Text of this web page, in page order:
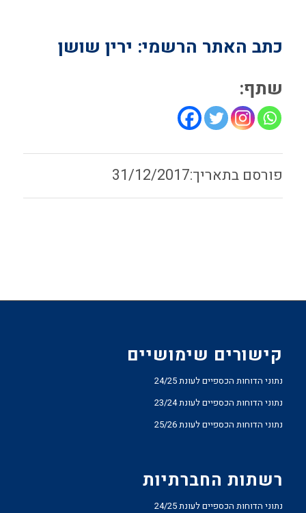
כתב האתר הרשמי: ירין שושן
שתף:
31/12/2017
קישורים שימושיים
נתוני הדוחות הכספיים לעונת 24/25
נתוני הדוחות הכספיים לעונת 23/24
נתוני הדוחות הכספיים לעונת 25/26
רשתות החברתיות
נתוני הדוחות הכספיים לעונת 24/25